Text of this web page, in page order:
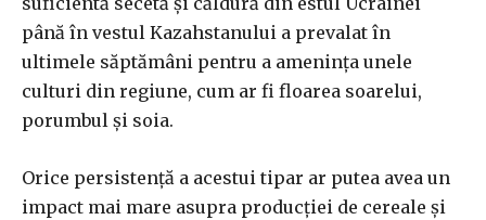
până în vestul Kazahstanului a prevalat în
ultimele săptămâni pentru a amenința unele
culturi din regiune, cum ar fi floarea soarelui,
porumbul și soia.
Orice persistență a acestui tipar ar putea avea un
impact mai mare asupra producției de cereale și